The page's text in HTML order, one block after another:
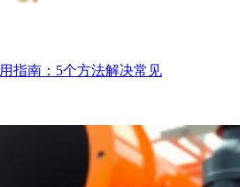
指南：5个方法解决常见